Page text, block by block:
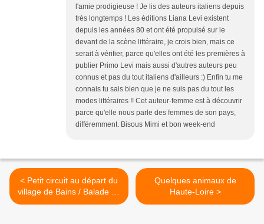
l'amie prodigieuse ! Je lis des auteurs italiens depuis
très longtemps ! Les éditions Liana Levi existent
depuis les années 80 et ont été propulsé sur le
devant de la scène littéraire, je crois bien, mais ce
serait à vérifier, parce qu'elles ont été les premières à
publier Primo Levi mais aussi d'autres auteurs peu
connus et pas du tout italiens d'ailleurs :) Enfin tu me
connais tu sais bien que je ne suis pas du tout les
modes littéraires !! Cet auteur-femme est à découvrir
parce qu'elle nous parle des femmes de son pays,
différemment. Bisous Mimi et bon week-end
< Petit circuit au départ du
village de Bains / Balade en
Haute-Loire
Quelques animaux de
Haute-Loire >